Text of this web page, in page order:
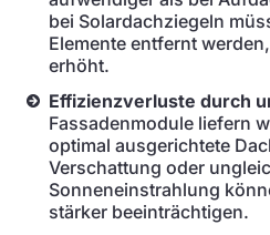
bei Solardachziegeln
Elemente entfernt
erhöht.
Effizienzverluste durch
Fassadenmodule liefern
optimal ausgerichtete
Verschattung oder
Sonneneinstrahlung
stärker beeinträchtigen.